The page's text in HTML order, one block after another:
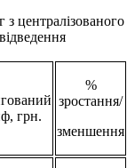
з централізованого
грн.
%
зростання/
зменшення